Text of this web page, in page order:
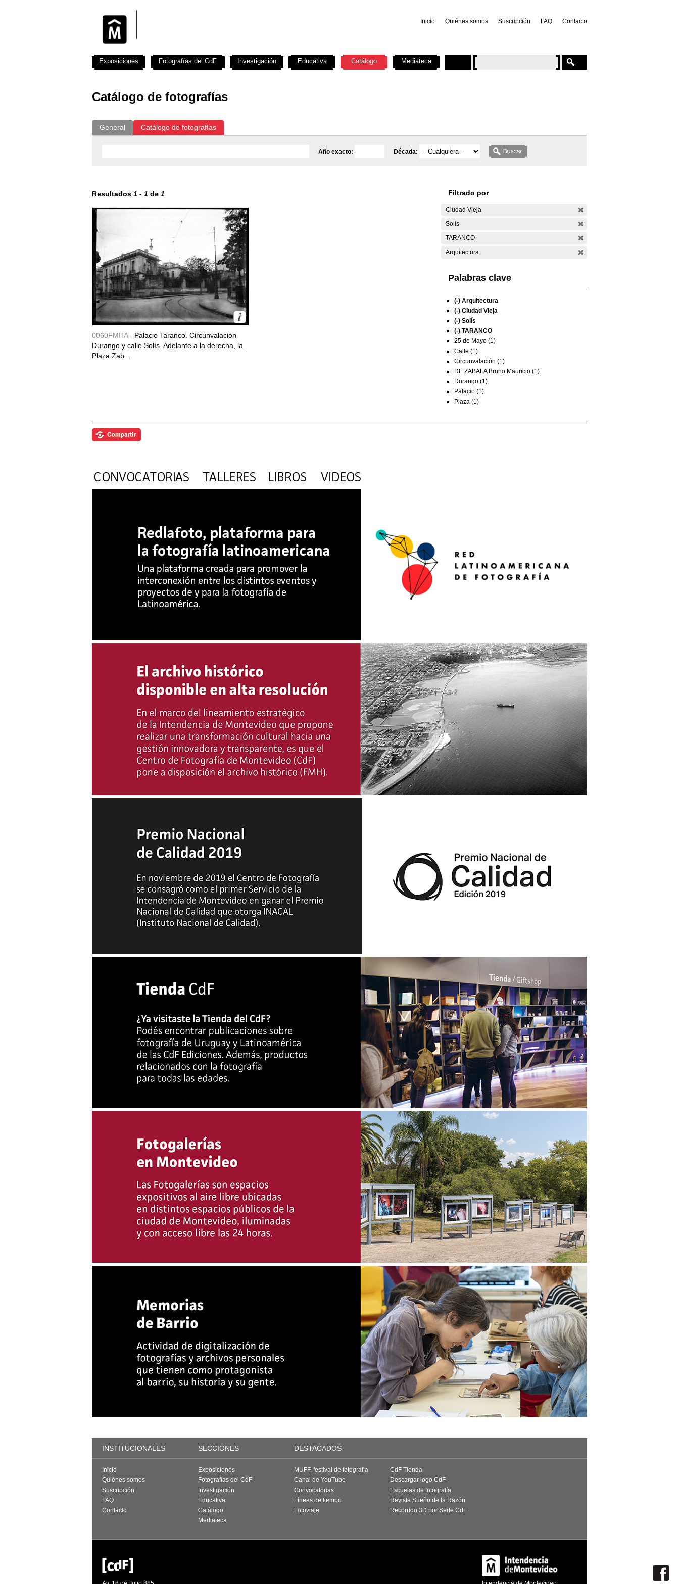
Inicio Quiénes somos Suscripción FAQ Contacto
Catálogo de fotografías
General Catálogo de fotografías
Año exacto: Década:
Resultados 1 - 1 de 1
0060FMHA - Palacio Taranco. Circunvalación
Durango y calle Solís. Adelante a la derecha, la
Plaza Zab...
Filtrado por
Ciudad Vieja
Solís
TARANCO
Arquitectura
Palabras clave
(-) Arquitectura
(-) Ciudad Vieja
(-) Solís
(-) TARANCO
25 de Mayo (1)
Calle (1)
Circunvalación (1)
DE ZABALA Bruno Mauricio (1)
Durango (1)
Palacio (1)
Plaza (1)
Exposiciones Fotografías del CdF Investigación Educativa Catálogo Mediateca
INSTITUCIONALES SECCIONES DESTACADOS
Inicio
Quiénes somos
Suscripción
FAQ
Contacto
Exposiciones
Fotografías del CdF
Investigación
Educativa
Catálogo
Mediateca
MUFF, festival de fotografía
Canal de YouTube
Convocatorias
Líneas de tiempo
Fotoviaje
CdF Tienda
Descargar logo CdF
Escuelas de fotografía
Revista Sueño de la Razón
Recorrido 3D por Sede CdF